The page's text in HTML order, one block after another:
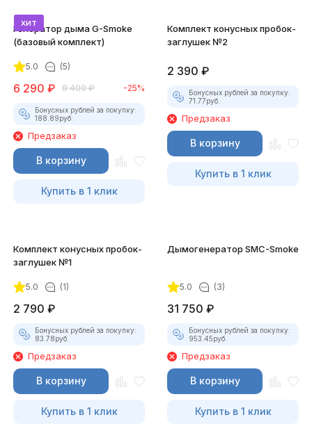
хит
Генератор дыма G-Smoke
(базовый комплект)
5.0 (5)
6 290 ₽ 8 400 ₽ -25%
Бонусных рублей за покупку:
188.89руб.
Предзаказ
В корзину
Купить в 1 клик
Комплект конусных пробок-
заглушек №2
2 390 ₽
Бонусных рублей за покупку:
71.77руб.
Предзаказ
В корзину
Купить в 1 клик
Комплект конусных пробок-
заглушек №1
5.0 (1)
2 790 ₽
Бонусных рублей за покупку:
83.78руб.
Предзаказ
В корзину
Купить в 1 клик
Дымогенератор SMC-Smoke
5.0 (3)
31 750 ₽
Бонусных рублей за покупку:
953.45руб.
Предзаказ
В корзину
Купить в 1 клик